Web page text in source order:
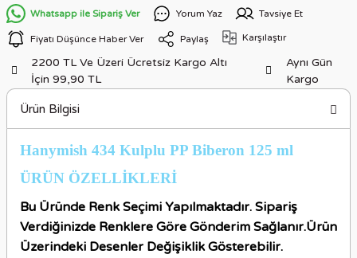
Whatsapp ile Sipariş Ver Yorum Yaz Tavsiye Et
Fiyatı Düşünce Haber Ver Paylaş Karşılaştır
2200 TL Ve Üzeri Ücretsiz Kargo Altı
İçin 99,90 TL
Aynı Gün
Kargo
Ürün Bilgisi
Hanymish 434 Kulplu PP Biberon 125 ml
ÜRÜN ÖZELLİKLERİ
Bu Üründe Renk Seçimi Yapılmaktadır. Sipariş
Verdiğinizde Renklere Göre Gönderim Sağlanır.Ürün
Üzerindeki Desenler Değişiklik Gösterebilir.